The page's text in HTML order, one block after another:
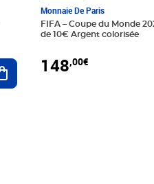
Ajouter au panier
Monnaie De Paris
FIFA – Coupe du Monde
de 10€ Argent colorisée
148,00€